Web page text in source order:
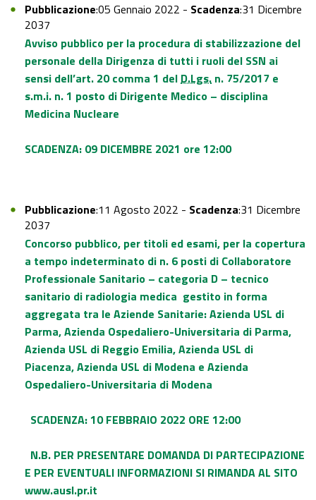
Pubblicazione:05 Gennaio 2022 - Scadenza:31 Dicembre
2037
Avviso pubblico per la procedura di stabilizzazione del
personale della Dirigenza di tutti i ruoli del SSN ai
sensi dell’art. 20 comma 1 delD.Lgs. n. 75/2017 e
s.m.i. n. 1 posto di Dirigente Medico – disciplina
Medicina Nucleare
SCADENZA: 09 DICEMBRE 2021 ore 12:00
Pubblicazione:11 Agosto 2022 - Scadenza:31 Dicembre
2037
Concorso pubblico, per titoli ed esami, per la copertura
a tempo indeterminato di n. 6 posti di Collaboratore
Professionale Sanitario – categoria D – tecnico
sanitario di radiologia medica gestito in forma
aggregata tra le Aziende Sanitarie: Azienda USL di
Parma, Azienda Ospedaliero-Universitaria di Parma,
Azienda USL di Reggio Emilia, Azienda USL di
Piacenza, Azienda USL di Modena e Azienda
Ospedaliero-Universitaria di Modena
SCADENZA: 10 FEBBRAIO 2022 ORE 12:00
N.B. PER PRESENTARE DOMANDA DI PARTECIPAZIONE
E PER EVENTUALI INFORMAZIONI SI RIMANDA AL SITO
www.ausl.pr.it